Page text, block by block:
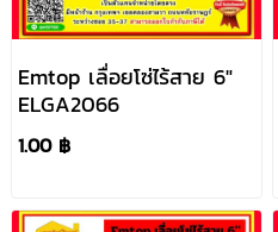
Emtop เลื่อยโซ่ไร้สาย 6"
ELGA2066
1.00 ฿